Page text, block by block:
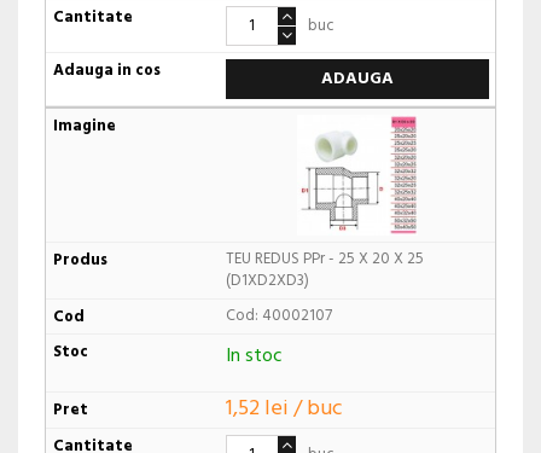
buc
ADAUGA
TEU REDUS PPr - 25 X 20 X 25
(D1XD2XD3)
Cod: 40002107
In stoc
1,52 lei / buc